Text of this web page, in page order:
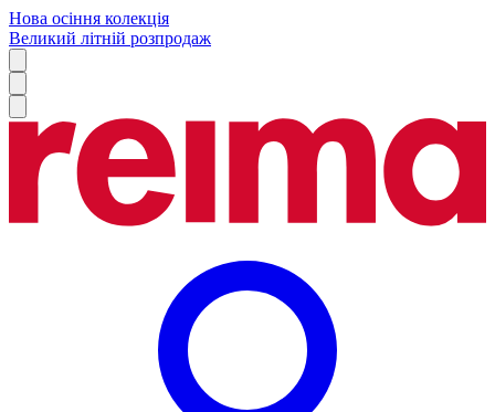
Нова осіння колекція
Великий літній розпродаж